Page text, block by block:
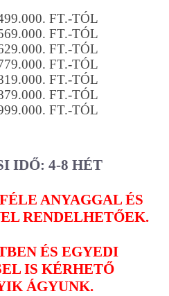
FT.-TÓL
FT.-TÓL
FT.-TÓL
FT.-TÓL
FT.-TÓL
FT.-TÓL
FT.-TÓL
IDŐ: 4-8 HÉT
ANYAGGAL ÉS
RENDELHETŐEK.
ÉS EGYEDI
IS KÉRHETŐ
ÁGYUNK.